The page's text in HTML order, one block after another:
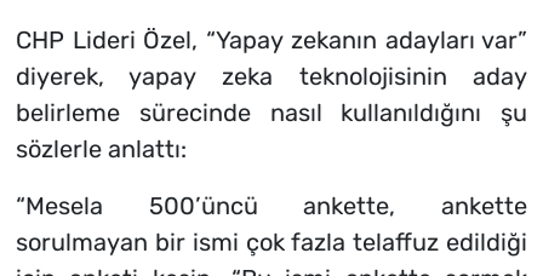
CHP Lideri Özel, “Yapay zekanın adayları var”
diyerek, yapay zeka teknolojisinin aday
belirleme sürecinde nasıl kullanıldığını şu
sözlerle anlattı:
“Mesela 500’üncü ankette, ankette
sorulmayan bir ismi çok fazla telaffuz edildiği